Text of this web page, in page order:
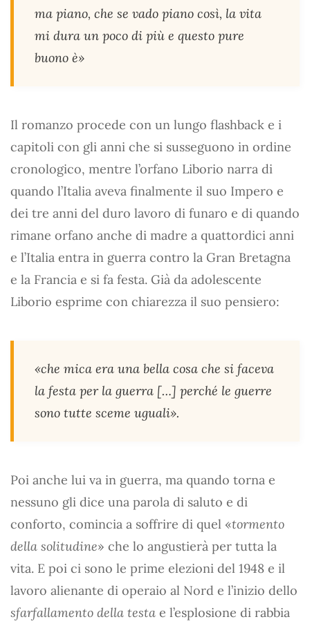
ma piano, che se vado piano così, la vita
mi dura un poco di più e questo pure
buono è»
Il romanzo procede con un lungo flashback e i
capitoli con gli anni che si susseguono in ordine
cronologico, mentre l’orfano Liborio narra di
quando l’Italia aveva finalmente il suo Impero e
dei tre anni del duro lavoro di funaro e di quando
rimane orfano anche di madre a quattordici anni
e l’Italia entra in guerra contro la Gran Bretagna
e la Francia e si fa festa. Già da adolescente
Liborio esprime con chiarezza il suo pensiero:
«che mica era una bella cosa che si faceva
la festa per la guerra […] perché le guerre
sono tutte sceme uguali».
Poi anche lui va in guerra, ma quando torna e
nessuno gli dice una parola di saluto e di
conforto, comincia a soffrire di quel «tormento
della solitudine» che lo angustierà per tutta la
vita. E poi ci sono le prime elezioni del 1948 e il
lavoro alienante di operaio al Nord e l’inizio dello
sfarfallamento della testa e l’esplosione di rabbia